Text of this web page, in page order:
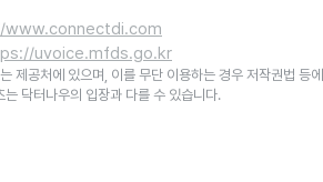
uvoice.mfds.go.kr
제공처에 있으며, 이를 무단 이용하는 경우 저작권법 등
닥터나우의 입장과 다를 수 있습니다.